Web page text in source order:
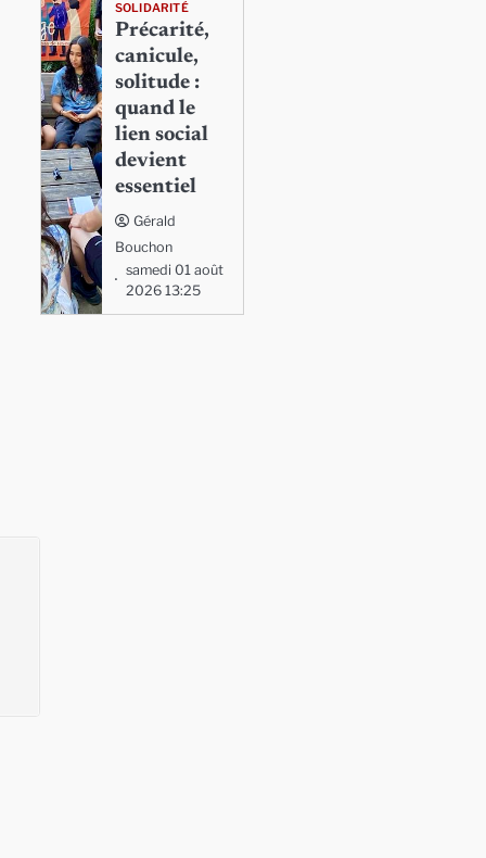
SOLIDARITÉ
Précarité,
canicule,
solitude :
quand le
lien social
devient
essentiel
Gérald
Bouchon
samedi 01 août
2026 13:25